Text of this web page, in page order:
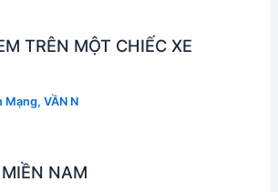
TRÊN MỘT CHIẾC XE
Mạng,VẦN N
NAM